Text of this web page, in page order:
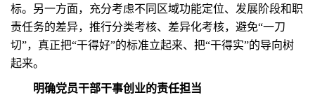
标。另一方面，充分考虑不同区域功能定位、发展阶段和职
责任务的差异，推行分类考核、差异化考核，避免“一刀
切”，真正把“干得好”的标准立起来、把“干得实”的导向树
起来。
明确党员干部干事创业的责任担当